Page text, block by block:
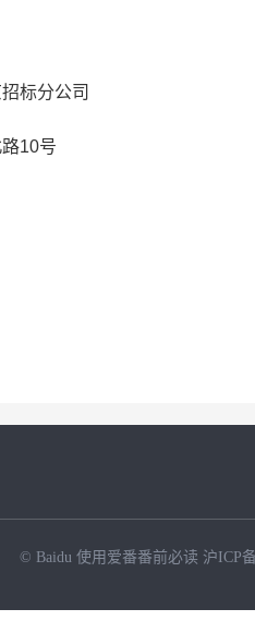
标分公司
10号
© Baidu 使用爱番番前必读 沪ICP